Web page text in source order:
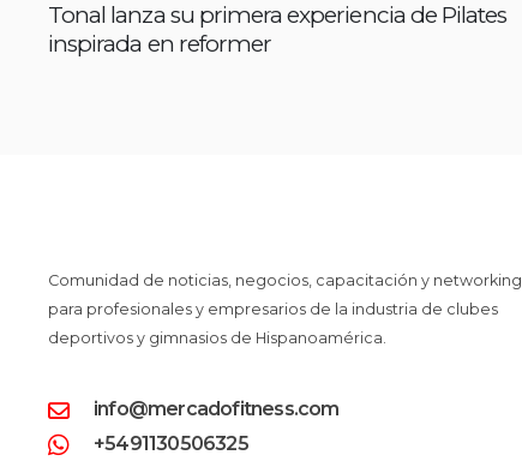
Tonal lanza su primera experiencia de Pilates
inspirada en reformer
Comunidad de noticias, negocios, capacitación y networking
para profesionales y empresarios de la industria de clubes
deportivos y gimnasios de Hispanoamérica.
info@mercadofitness.com
+5491130506325